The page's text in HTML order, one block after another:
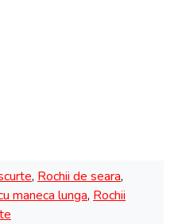
, Rochii de seara,
maneca lunga, Rochii